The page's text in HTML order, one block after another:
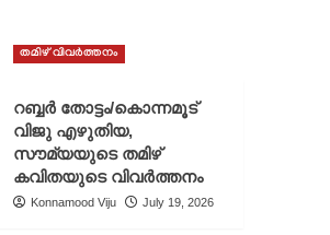
തമിഴ് വിവർത്തനം
റബ്ബർ തോട്ടം/കൊന്നമൂട്
വിജു എഴുതിയ,
സൗമ്യയുടെ തമിഴ്
കവിതയുടെ വിവർത്തനം
Konnamood Viju July 19, 2026